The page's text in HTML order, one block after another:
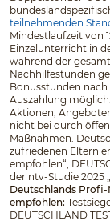
teilnehmenden
Mindestlaufzeit von
Einzelunterricht in
während der
Nachhilfestunden
Bonusstunden
Auszahlung
Aktionen,
nicht bei durch
Maßnahmen.
zufriedenen Eltern
empfohlen“,
der ntv-Studie 2025
Deutschlands Profi-
empfohlen:
DEUTSCHLAND